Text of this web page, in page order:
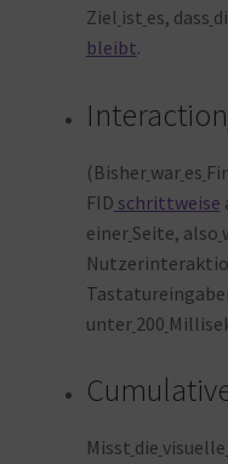
Ziel ist es, dass
bleibt.
Interaction
(Bisher war es
FID schrittweise
einer Seite, also
unter 200
Misst die visuelle